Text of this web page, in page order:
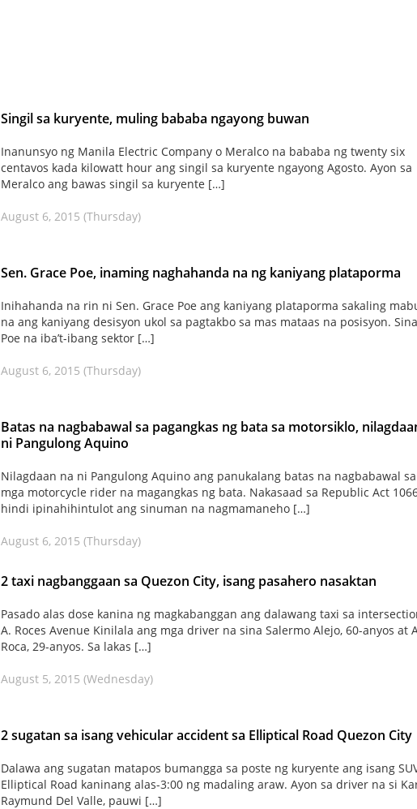
Singil sa kuryente, muling bababa ngayong buwan
Inanunsyo ng Manila Electric Company o Meralco na bababa ng twenty six
centavos kada kilowatt hour ang singil sa kuryente ngayong Agosto. Ayon sa
Meralco ang bawas singil sa kuryente […]
August 6, 2015 (Thursday)
Sen. Grace Poe, inaming naghahanda na ng kaniyang plataporma
Inihahanda na rin ni Sen. Grace Poe ang kaniyang plataporma sakaling
na ang kaniyang desisyon ukol sa pagtakbo sa mas mataas na posisyon.
Poe na iba’t-ibang sektor […]
August 6, 2015 (Thursday)
Batas na nagbabawal sa pagangkas ng bata sa motorsiklo,
ni Pangulong Aquino
Nilagdaan na ni Pangulong Aquino ang panukalang batas na nagbabawal sa
mga motorcycle rider na magangkas ng bata. Nakasaad sa Republic Act
hindi ipinahihintulot ang sinuman na nagmamaneho […]
August 6, 2015 (Thursday)
2 taxi nagbanggaan sa Quezon City, isang pasahero nasaktan
Pasado alas dose kanina ng magkabanggan ang dalawang taxi sa
A. Roces Avenue Kinilala ang mga driver na sina Salermo Alejo, 60-anyos at
Roca, 29-anyos. Sa lakas […]
August 5, 2015 (Wednesday)
2 sugatan sa isang vehicular accident sa Elliptical Road Quezon City
Dalawa ang sugatan matapos bumangga sa poste ng kuryente ang isang
Elliptical Road kaninang alas-3:00 ng madaling araw. Ayon sa driver na si
Raymund Del Valle, pauwi […]